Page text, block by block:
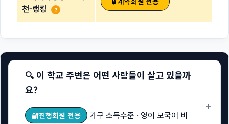
천-랭킹
?
🔍 이 학교 주변은 어떤 사람들이 살고 있을까
요?
🔐진행회원 전용
가구 소득수준 · 영어 모국어 비
+